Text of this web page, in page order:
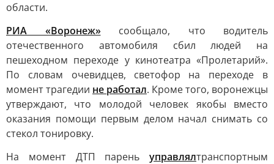
области.
РИА «Воронеж»сообщало, что водитель
отечественного автомобиля сбил людей на
пешеходном переходе у кинотеатра «Пролетарий».
По словам очевидцев, светофор на переходе в
момент трагедии не работал. Кроме того, воронежцы
утверждают, что молодой человек якобы вместо
оказания помощи первым делом начал снимать со
стекол тонировку.
На момент ДТП парень управлялтранспортным